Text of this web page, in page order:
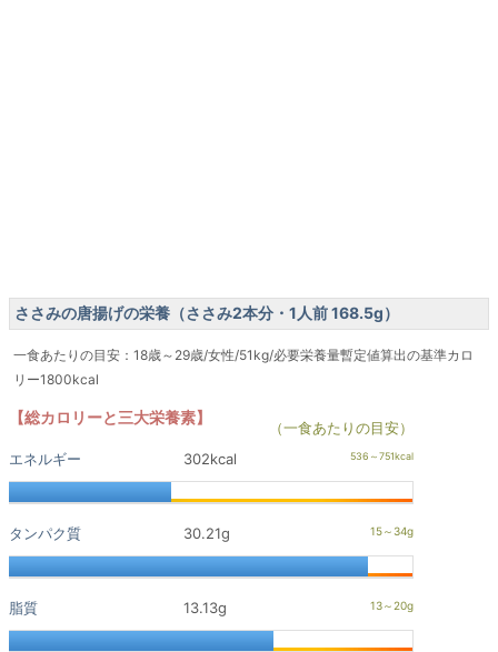
ささみの唐揚げの栄養（ささみ2本分・1人前 168.5g）
一食あたりの目安：18歳～29歳/女性/51kg/必要栄養量暫定値算出の基準カロ
リー1800kcal
【総カロリーと三大栄養素】
（一食あたりの目安）
エネルギー
302kcal
タンパク質 30.21g
脂質 13.13g